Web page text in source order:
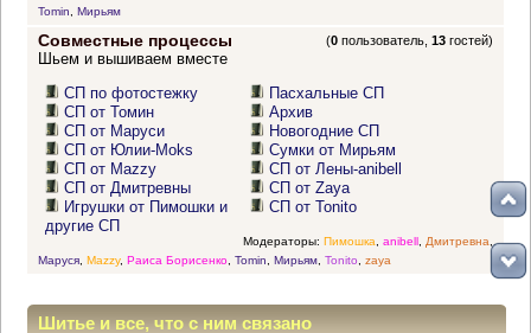
Tomin
Мирьям
Совместные процессы (0 пользователь,13 гостей)
Шьем и вышиваем вместе
СП по фотостежку
СП от Томин
СП от Маруси
СП от Юлии-Moks
СП от Mazzy
СП от Дмитревны
Игрушки от Пимошки и
другие СП
Пасхальные СП
Архив
Новогодние СП
Сумки от Мирьям
СП от Лены-anibell
СП от Zaya
СП от Tonito
Модераторы: Пимошка anibell, Дмитревна
Маруся, Mazzy, Раиса Борисенко, Tomin Мирьям, Tonito zaya
Шитье и все, что с ним связано